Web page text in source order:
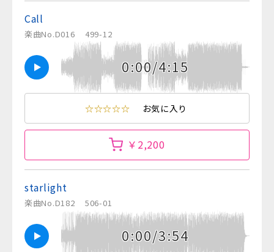
Call
楽曲No.D016 499-12
0:00/4:15
☆☆☆☆☆ お気に入り
￥2,200
starlight
楽曲No.D182 506-01
0:00/3:54